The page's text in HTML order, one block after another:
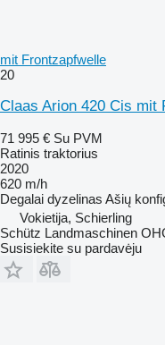
mit Frontzapfwelle
20
Claas Arion 420 Cis mit
71 995 € Su PVM
Ratinis traktorius
2020
620 m/h
Degalai dyzelinas Ašių
Vokietija, Schierling
Schütz Landmaschinen
Susisiekite su pardavėju